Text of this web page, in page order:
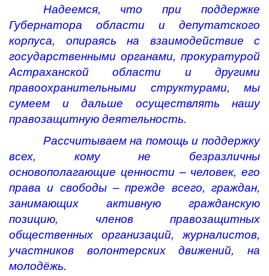
Надеемся, что при поддержке
Губернатора области и депутатского
корпуса, опираясь на взаимодействие с
государственными органами, прокуратурой
Астраханской области и другими
правоохранительными структурами, мы
сумеем и дальше осуществлять нашу
правозащитную деятельность.
Рассчитываем на помощь и поддержку
всех, кому не безразличны
основополагающие ценности – человек, его
права и свободы – прежде всего, граждан,
занимающих активную гражданскую
позицию, членов правозащитных
общественных организаций, журналистов,
участников волонтерских движений, на
молодёжь.